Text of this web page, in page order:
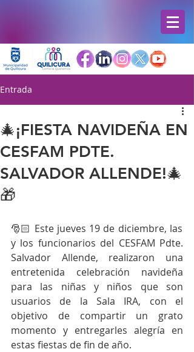
Entrada
🎄¡FIESTA NAVIDEÑA EN
CESFAM PDTE.
SALVADOR ALLENDE!🎄
🎁
🎅🏻 Este jueves 19 de diciembre, las
y los funcionarios del CESFAM Pdte.
Salvador Allende, realizaron una
entretenida celebración navideña
para las niñas y niños que son
usuarios de la Sala IRA, con el
objetivo de compartir un grato
momento y entregarles alegría en
estas fiestas de fin de año.